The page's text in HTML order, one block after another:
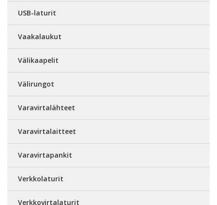
USB-laturit
Vaakalaukut
Välikaapelit
Välirungot
Varavirtalähteet
Varavirtalaitteet
Varavirtapankit
Verkkolaturit
Verkkovirtalaturit